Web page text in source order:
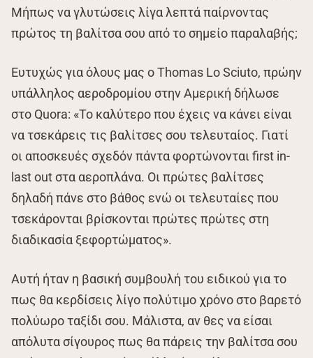
Μήπως να γλυτώσεις λίγα λεπτά παίρνοντας
πρώτος τη βαλίτσα σου από το σημείο παραλαβής;
Ευτυχώς για όλους μας ο Thomas Lo Sciuto, πρώην
υπάλληλος αεροδρομίου στην Αμερική δήλωσε
στο Quora: «Το καλύτερο που έχεις να κάνει είναι
να τσεκάρεις τις βαλίτσες σου τελευταίος. Γιατί
οι αποσκευές σχεδόν πάντα φορτώνονται first in-
last out στα αεροπλάνα. Οι πρώτες βαλίτσες
δηλαδή πάνε στο βάθος ενώ οι τελευταίες που
τσεκάρονται βρίσκονται πρώτες πρώτες στη
διαδικασία ξεφορτώματος».
Αυτή ήταν η βασική συμβουλή του ειδικού για το
πως θα κερδίσεις λίγο πολύτιμο χρόνο στο βαρετό
πολύωρο ταξίδι σου. Μάλιστα, αν θες να είσαι
απόλυτα σίγουρος πως θα πάρεις την βαλίτσα σου